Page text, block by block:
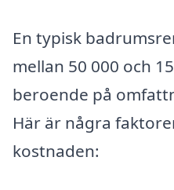
En typisk
mellan 50 000 och
beroende på
Här är några
kostnaden: